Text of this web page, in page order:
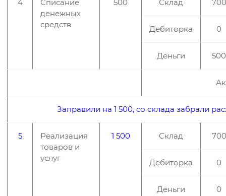
4
Списание
денежных
средств
500 Склад 700
Дебиторка 0
Деньги 500
Заправили на 1 500, со склада забрали
5
Реализация
товаров и
услуг
1 500 Склад 700
Дебиторка 0
Деньги 0